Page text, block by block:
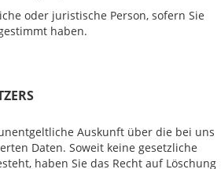
oder juristische Person, sofern Sie
haben.
Auskunft über die bei uns
Daten. Soweit keine gesetzliche
haben Sie das Recht auf Löschung